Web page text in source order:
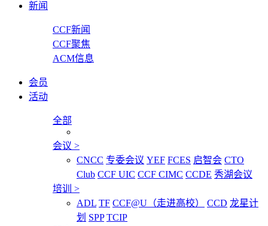
新闻
CCF新闻
CCF聚焦
ACM信息
会员
活动
全部
会议 >
CNCC 专委会议 YEF FCES 启智会 CTO
Club CCF UIC CCF CIMC CCDE 秀湖会议
培训 >
ADL TF CCF@U（走进高校） CCD 龙星计
划 SPP TCIP